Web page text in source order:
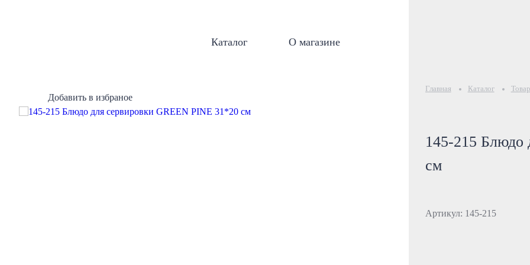
Каталог О магазине
Добавить в избраное
Главная Каталог
145-215 Блюдо
см
Артикул: 145-215